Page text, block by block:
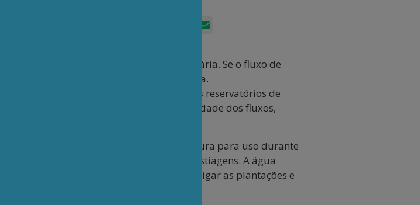
FacebookLinkedIn
administra uma simples conta bancária. Se o fluxo de
o saldo da conta cresce. E vice-versa.
mesmo conceito quando aplicado aos reservatórios de
barragens. Quanto maior for a variabilidade dos fluxos,
do reservatório.
suprimentos durante a época de fartura para uso durante
das cheias para uso durante as estiagens. A água
manancial para abastecer as cidades, irrigar as plantações e